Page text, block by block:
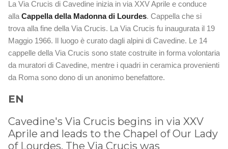
La Via Crucis di Cavedine inizia in via XXV Aprile e conduce
alla Cappella della Madonna di Lourdes. Cappella che si
trova alla fine della Via Crucis. La Via Crucis fu inaugurata il 19
Maggio 1966. Il luogo è curato dagli alpini di Cavedine. Le 14
cappelle della Via Crucis sono state costruite in forma volontaria
da muratori di Cavedine, mentre i quadri in ceramica provenienti
da Roma sono dono di un anonimo benefattore.
EN
Cavedine's Via Crucis begins in via XXV
Aprile and leads to the Chapel of Our Lady
of Lourdes. The Via Crucis was